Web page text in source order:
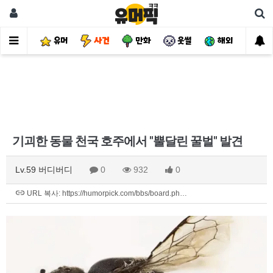
유머 사건 만화 웃썰 해외 핫
기괴한 동물 천국 호주에서 "뿔달린 꿀벌" 발견
Lv.59 버디버디 0 932 0
URL 복사: https://humorpick.com/bbs/board.ph…